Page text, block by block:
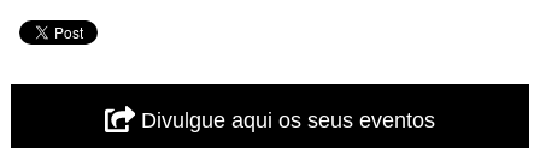
Divulgue aqui os seus eventos